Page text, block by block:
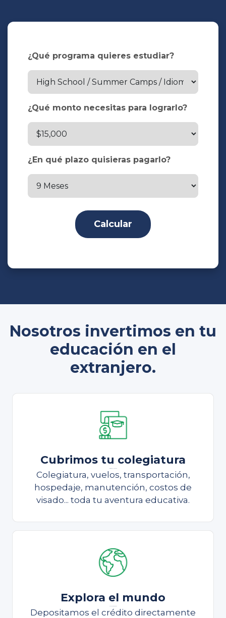
¿Qué programa quieres estudiar?
¿Qué monto necesitas para lograrlo?
¿En qué plazo quisieras pagarlo?
Calcular
Nosotros invertimos en tu
educación en el
extranjero.
Cubrimos tu colegiatura
Colegiatura, vuelos, transportación,
hospedaje, manutención, costos de
visado... toda tu aventura educativa.
Explora el mundo
Depositamos el crédito directamente